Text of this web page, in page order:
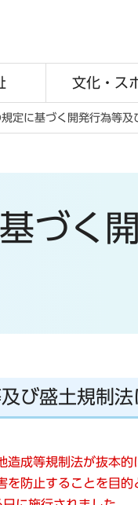
文化・ス
定に基づく開発行為等及
づく
び盛土規制法
成等規制法が抜本
防止することを目